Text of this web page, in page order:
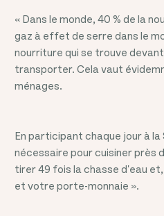
« Dans le monde, 40 % de la
gaz à effet de serre dans le
nourriture qui se trouve
transporter. Cela vaut
ménages.
En participant chaque jour à
nécessaire pour cuisiner près
tirer 49 fois la chasse d'eau
et votre porte-monnaie ».